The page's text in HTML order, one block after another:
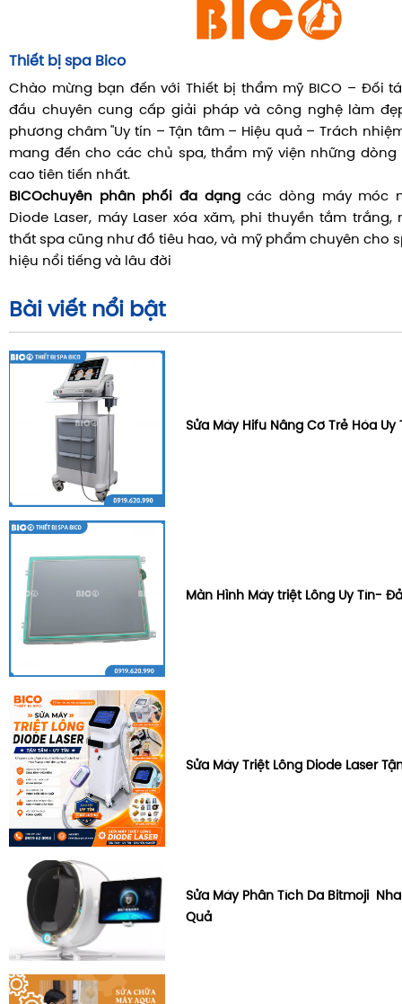
Thiết bị spa Bico
Chào mừng bạn đến với Thiết bị thẩm mỹ BICO – Đối
đầu chuyên cung cấp giải pháp và công nghệ làm
phương châm "Uy tín – Tận tâm – Hiệu quả – Trách
mang đến cho các chủ spa, thẩm mỹ viện những
cao tiên tiến nhất.
BICOchuyên phân phối đa dạngcác dòng máy móc
Diode Laser, máy Laser xóa xăm, phi thuyền tắm
thất spa cũng như đồ tiêu hao, và mỹ phẩm chuyên cho
hiệu nổi tiếng và lâu đời
Bài viết nổi bật
Sửa Máy Hifu Nâng Cơ Trẻ Hóa Uy
Màn Hình Máy triệt Lông Uy Tín-
Sửa Máy Triệt Lông Diode Laser
Sửa Máy Phân Tích Da Bitmoji
Quả